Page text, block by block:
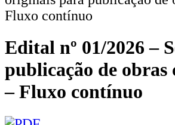
Fluxo contínuo
Edital nº 01/2026 –
publicação de
– Fluxo contínuo